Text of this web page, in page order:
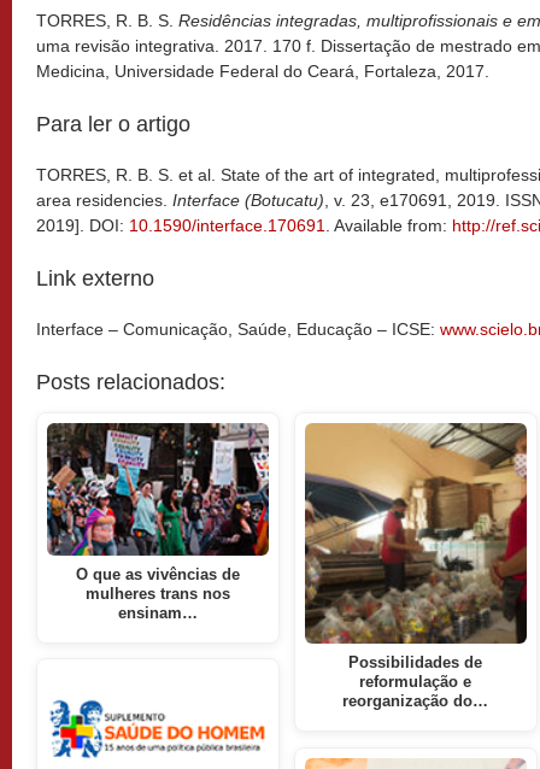
TORRES, R. B. S. Residências integradas, multiprofissionais e
uma revisão integrativa. 2017. 170 f. Dissertação de mestrado
Medicina, Universidade Federal do Ceará, Fortaleza, 2017.
Para ler o artigo
TORRES, R. B. S. et al. State of the art of integrated,
area residencies. Interface (Botucatu) , v. 23, e170691, 2019.
2019]. DOI: 10.1590/interface.170691 . Available from: http://
Link externo
Interface – Comunicação, Saúde, Educação – ICSE:
Posts relacionados:
O que as vivências de
mulheres trans nos
ensinam…
Possibilidades de
reformulação e
reorganização do…